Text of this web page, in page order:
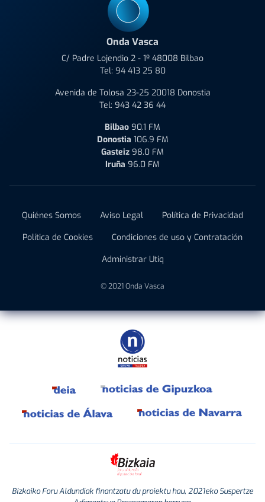
Onda Vasca
C/ Padre Lojendio 2 - 1º 48008 Bilbao
Tel: 94 413 25 80
Avenida de Tolosa 23-25 20018 Donostia
Tel: 943 42 36 44
Bilbao 90.1 FM
Donostia 106.9 FM
Gasteiz 98.0 FM
Iruña 96.0 FM
Quiénes Somos Aviso Legal
Política de Privacidad
Política de Cookies
Condiciones de uso y Contratación
Administrar Utiq
© 2021 Onda Vasca
Bizkaiko Foru Aldundiak finantzatu du proiektu hau, 2021eko Suspertze